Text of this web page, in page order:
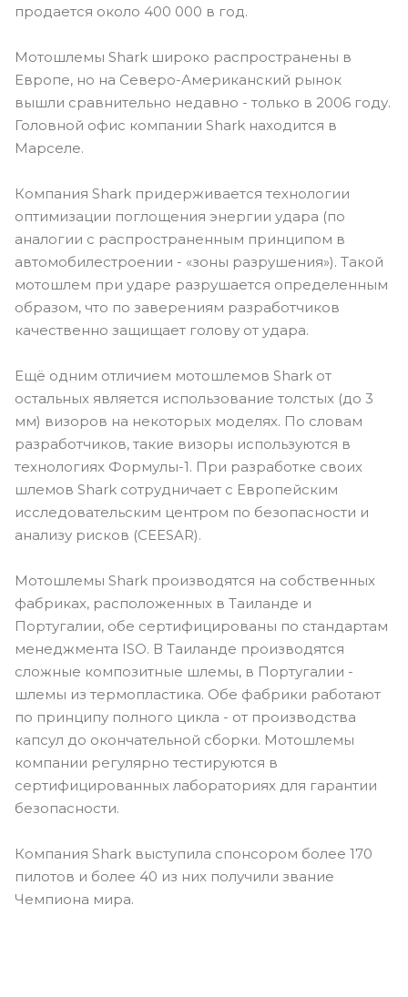
продается около 400 000 в год.
Мотошлемы Shark широко распространены в
Европе, но на Северо-Американский рынок
вышли сравнительно недавно - только в 2006 году.
Головной офис компании Shark находится в
Марселе.
Компания Shark придерживается технологии
оптимизации поглощения энергии удара (по
аналогии с распространенным принципом в
автомобилестроении - «зоны разрушения»). Такой
мотошлем при ударе разрушается определенным
образом, что по заверениям разработчиков
качественно защищает голову от удара.
Ещё одним отличием мотошлемов Shark от
остальных является использование толстых (до 3
мм) визоров на некоторых моделях. По словам
разработчиков, такие визоры используются в
технологиях Формулы-1. При разработке своих
шлемов Shark сотрудничает с Европейским
исследовательским центром по безопасности и
анализу рисков (CEESAR).
Мотошлемы Shark производятся на собственных
фабриках, расположенных в Таиланде и
Португалии, обе сертифицированы по стандартам
менеджмента ISO. В Таиланде производятся
сложные композитные шлемы, в Португалии -
шлемы из термопластика. Обе фабрики работают
по принципу полного цикла - от производства
капсул до окончательной сборки. Мотошлемы
компании регулярно тестируются в
сертифицированных лабораториях для гарантии
безопасности.
Компания Shark выступила спонсором более 170
пилотов и более 40 из них получили звание
Чемпиона мира.